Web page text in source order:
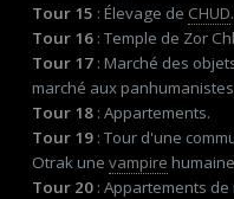
Tour 15 : Élevage de CHUD.
Tour 16: Temple de Zor
Tour 17: Marché des
marché aux
Tour 18: Appartements.
Tour 19: Tour d'une
Otrak une vampire
Tour 20: Appartements